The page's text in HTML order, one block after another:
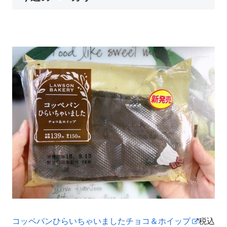
コッペパンひらいちゃいましたチョコ＆ホイップ 税込